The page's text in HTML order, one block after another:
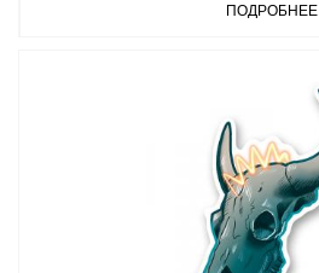
ПОДРОБНЕЕ